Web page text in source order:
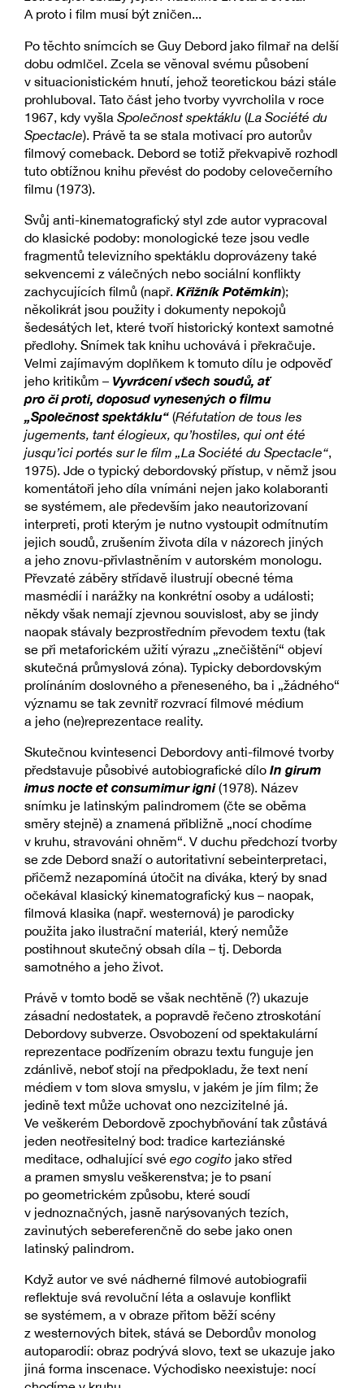
A proto i film musí být zničen...
Po těchto snímcích se Guy Debord jako filmař na delší
dobu odmlčel. Zcela se věnoval svému působení
v situacionistickém hnutí, jehož teoretickou bázi stále
prohluboval. Tato část jeho tvorby vyvrcholila v roce
1967, kdy vyšla Společnost spektáklu (La Société du
Spectacle). Právě ta se stala motivací pro autorův
filmový comeback. Debord se totiž překvapivě rozhodl
tuto obtížnou knihu převést do podoby celovečerního
filmu (1973).
Svůj anti-kinematografický styl zde autor vypracoval
do klasické podoby: monologické teze jsou vedle
fragmentů televizního spektáklu doprovázeny také
sekvencemi z válečných nebo sociální konflikty
zachycujících filmů (např. Křižník Potěmkin);
několikrát jsou použity i dokumenty nepokojů
šedesátých let, které tvoří historický kontext samotné
předlohy. Snímek tak knihu uchovává i překračuje.
Velmi zajímavým doplňkem k tomuto dílu je odpověď
jeho kritikům – Vyvrácení všech soudů, ať
pro či proti, doposud vynesených o filmu
„Společnost spektáklu“ (Réfutation de tous les
jugements, tant élogieux, qu’hostiles, qui ont été
jusqu’ici portés sur le film „La Société du Spectacle“,
1975). Jde o typický debordovský přístup, v němž jsou
komentátoři jeho díla vnímáni nejen jako kolaboranti
se systémem, ale především jako neautorizovaní
interpreti, proti kterým je nutno vystoupit odmítnutím
jejich soudů, zrušením života díla v názorech jiných
a jeho znovu-přivlastněním v autorském monologu.
Převzaté záběry střídavě ilustrují obecné téma
masmédií i narážky na konkrétní osoby a události;
někdy však nemají zjevnou souvislost, aby se jindy
naopak stávaly bezprostředním převodem textu (tak
se při metaforickém užití výrazu „znečištění“ objeví
skutečná průmyslová zóna). Typicky debordovským
prolínáním doslovného a přeneseného, ba i „žádného“
významu se tak zevnitř rozvrací filmové médium
a jeho (ne)reprezentace reality.
Skutečnou kvintesenci Debordovy anti-filmové tvorby
představuje působivé autobiografické dílo In girum
imus nocte et consumimur igni (1978). Název
snímku je latinským palindromem (čte se oběma
směry stejně) a znamená přibližně „nocí chodíme
v kruhu, stravováni ohněm“. V duchu předchozí tvorby
se zde Debord snaží o autoritativní sebeinterpretaci,
přičemž nezapomíná útočit na diváka, který by snad
očekával klasický kinematografický kus – naopak,
filmová klasika (např. westernová) je parodicky
použita jako ilustrační materiál, který nemůže
postihnout skutečný obsah díla – tj. Deborda
samotného a jeho život.
Právě v tomto bodě se však nechtěně (?) ukazuje
zásadní nedostatek, a popravdě řečeno ztroskotání
Debordovy subverze. Osvobození od spektakulární
reprezentace podřízením obrazu textu funguje jen
zdánlivě, neboť stojí na předpokladu, že text není
médiem v tom slova smyslu, v jakém je jím film; že
jedině text může uchovat ono nezcizitelné já.
Ve veškerém Debordově zpochybňování tak zůstává
jeden neotřesitelný bod: tradice karteziánské
meditace, odhalující své ego cogito jako střed
a pramen smyslu veškerenstva; je to psaní
po geometrickém způsobu, které soudí
v jednoznačných, jasně narýsovaných tezích,
zavinutých sebereferenčně do sebe jako onen
latinský palindrom.
Když autor ve své nádherné filmové autobiografii
reflektuje svá revoluční léta a oslavuje konflikt
se systémem, a v obraze přitom běží scény
z westernových bitek, stává se Debordův monolog
autoparodií: obraz podrývá slovo, text se ukazuje jako
jiná forma inscenace. Východisko neexistuje: nocí